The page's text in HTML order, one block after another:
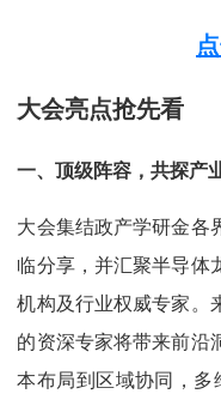
大会亮点抢先看
一、顶级阵容，共探产
大会集结政产学研金各
临分享，并汇聚半导体
机构及行业权威专家。
的资深专家将带来前沿
本布局到区域协同，